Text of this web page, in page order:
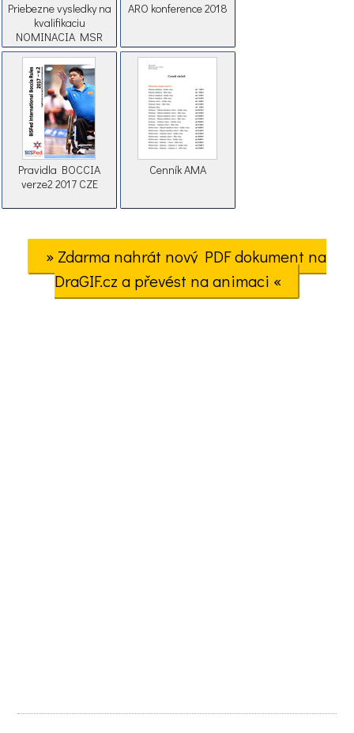
Priebezne vysledky na
kvalifikaciu
NOMINACIA MSR
2018 4K
ARO konference 2018
Pravidla BOCCIA
verze2 2017 CZE
Cenník AMA
» Zdarma nahrát nový PDF dokument na
DraGIF.cz a převést na animaci «